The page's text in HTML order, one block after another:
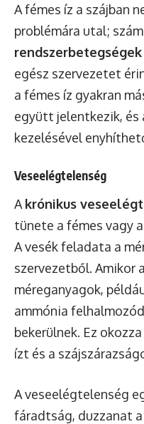
A fémes íz a szájban
problémára utal;
rendszerbetegségek
egész szervezetet
a fémes íz gyakran
együtt jelentkezik, és
kezelésével
Veseelégtelenség
A krónikus
tünete a fémes vagy
A vesék feladata a
szervezetből. Amikor
méreganyagok,
ammónia
bekerülnek. Ez
ízt és a
A veseelégtelenség
fáradtság, duzzanat